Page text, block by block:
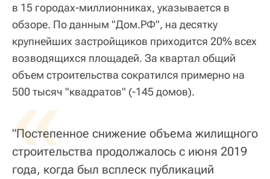
в 15 городах-миллионниках, указывается в
обзоре. По данным "Дом.РФ", на десятку
крупнейших застройщиков приходится 20% всех
возводящихся площадей. За квартал общий
объем строительства сократился примерно на
500 тысяч "квадратов" (-145 домов).
«
"Постепенное снижение объема жилищного
строительства продолжалось с июня 2019
года, когда был всплеск публикаций